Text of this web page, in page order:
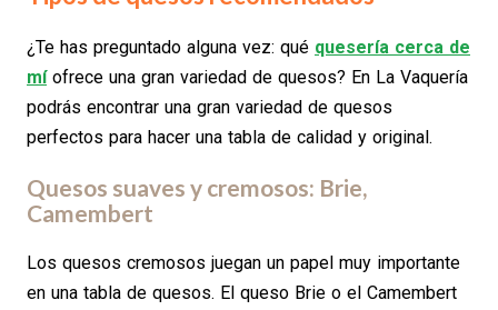
¿Te has preguntado alguna vez: qué quesería cerca de
míofrece una gran variedad de quesos? En La Vaquería
podrás encontrar una gran variedad de quesos
perfectos para hacer una tabla de calidad y original.
Quesos suaves y cremosos: Brie,
Camembert
Los quesos cremosos juegan un papel muy importante
en una tabla de quesos. El queso Brie o el Camembert